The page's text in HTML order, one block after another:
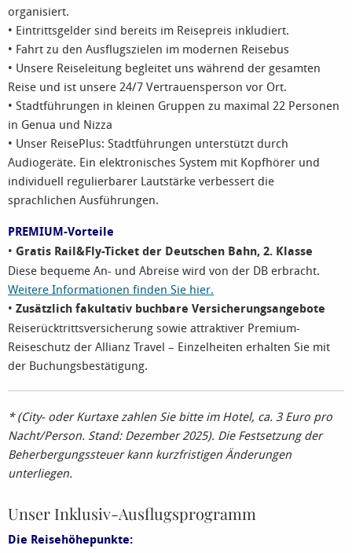
organisiert.
• Eintrittsgelder sind bereits im Reisepreis inkludiert.
• Fahrt zu den Ausflugszielen im modernen Reisebus
• Unsere Reiseleitung begleitet uns während der gesamten
Reise und ist unsere 24/7 Vertrauensperson vor Ort.
• Stadtführungen in kleinen Gruppen zu maximal 22 Personen
in Genua und Nizza
• Unser ReisePlus: Stadtführungen unterstützt durch
Audiogeräte. Ein elektronisches System mit Kopfhörer und
individuell regulierbarer Lautstärke verbessert die
sprachlichen Ausführungen.
PREMIUM-Vorteile
• Gratis Rail&Fly-Ticket der Deutschen Bahn, 2. Klasse
Diese bequeme An- und Abreise wird von der DB erbracht.
Weitere Informationen finden Sie hier.
• Zusätzlich fakultativ buchbare Versicherungsangebote
Reiserücktrittsversicherung sowie attraktiver Premium-
Reiseschutz der Allianz Travel – Einzelheiten erhalten Sie mit
der Buchungsbestätigung.
* (City- oder Kurtaxe zahlen Sie bitte im Hotel, ca. 3 Euro pro
Nacht/Person. Stand: Dezember 2025). Die Festsetzung der
Beherbergungssteuer kann kurzfristigen Änderungen
unterliegen.
Unser Inklusiv-Ausflugsprogramm
Die Reisehöhepunkte: